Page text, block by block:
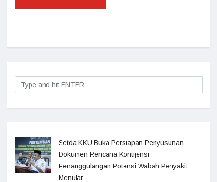
Setda KKU Buka Persiapan Penyusunan
Dokumen Rencana Kontijensi
Penanggulangan Potensi Wabah Penyakit
Menular